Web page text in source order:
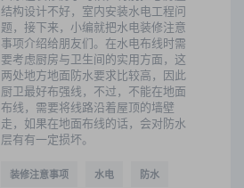
结构设计不好，室内安装水电工程问
题，接下来，小编就把水电装修注意
事项介绍给朋友们。在水电布线时需
要考虑厨房与卫生间的实用方面，这
两处地方地面防水要求比较高，因此
厨卫最好布强线，不过，不能在地面
布线，需要将线路沿着屋顶的墙壁
走，如果在地面布线的话，会对防水
层有有一定损坏。
装修注意事项 水电 防水